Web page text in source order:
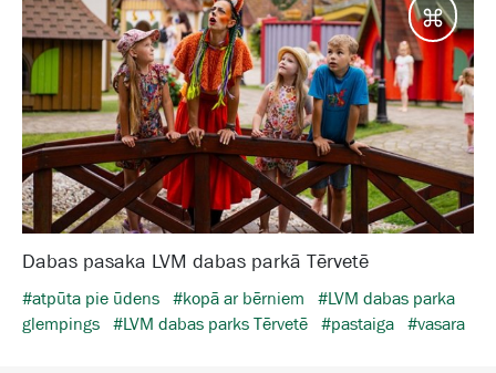
Dabas pasaka LVM dabas parkā Tērvetē
#atpūta pie ūdens #kopā ar bērniem
#LVM dabas parka
glempings #LVM dabas parks Tērvetē #pastaiga #vasara